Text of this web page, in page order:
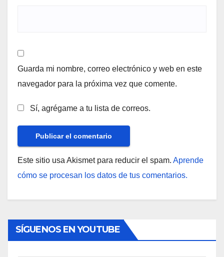
Guarda mi nombre, correo electrónico y web en este
navegador para la próxima vez que comente.
Sí, agrégame a tu lista de correos.
Este sitio usa Akismet para reducir el spam. Aprende
cómo se procesan los datos de tus comentarios.
SÍGUENOS EN YOUTUBE